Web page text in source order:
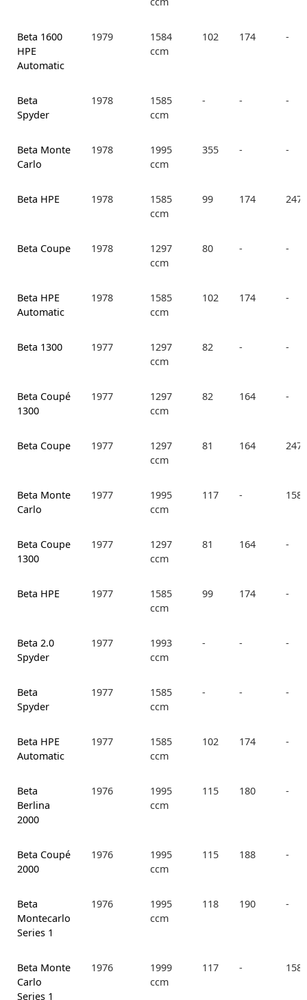
Beta 1600
HPE
Automatic
1979
1584
ccm
102 174 -
Beta
Spyder
1978
1585
ccm
- - -
Beta Monte
Carlo
1978
1995
ccm
355 - -
Beta HPE 1978
1585
ccm
99 174
Beta Coupe 1978
1297
ccm
80 - -
Beta HPE
Automatic
1978
1585
ccm
102 174 -
Beta 1300 1977
1297
ccm
82 - -
Beta Coupé
1300
1977
1297
ccm
82 164 -
Beta Coupe 1977
1297
ccm
81 164
Beta Monte
Carlo
1977
1995
ccm
117 -
Beta Coupe
1300
1977
1297
ccm
81 164 -
Beta HPE 1977
1585
ccm
99 174 -
Beta 2.0
Spyder
1977
1993
ccm
- - -
Beta
Spyder
1977
1585
ccm
- - -
Beta HPE
Automatic
1977
1585
ccm
102 174 -
Beta
Berlina
2000
1976
1995
ccm
115 180 -
Beta Coupé
2000
1976
1995
ccm
115 188 -
Beta
Montecarlo
Series 1
1976
1995
ccm
118 190 -
Beta Monte
Carlo
Series 1
1976
1999
ccm
117 -